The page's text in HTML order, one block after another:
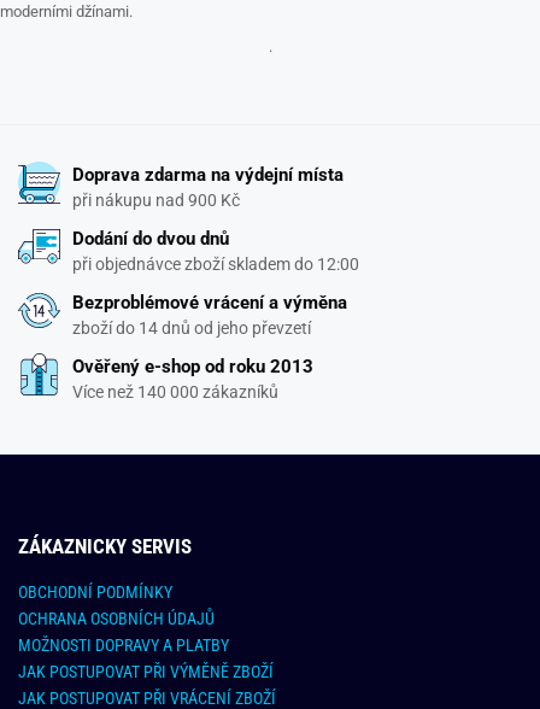
moderními džínami.
.
Doprava zdarma na výdejní místa
při nákupu nad 900 Kč
Dodání do dvou dnů
při objednávce zboží skladem do 12:00
Bezproblémové vrácení a výměna
zboží do 14 dnů od jeho převzetí
Ověřený e-shop od roku 2013
Více než 140 000 zákazníků
ZÁKAZNICKY SERVIS
OBCHODNÍ PODMÍNKY
OCHRANA OSOBNÍCH ÚDAJŮ
MOŽNOSTI DOPRAVY A PLATBY
JAK POSTUPOVAT PŘI VÝMĚNĚ ZBOŽÍ
JAK POSTUPOVAT PŘI VRÁCENÍ ZBOŽÍ